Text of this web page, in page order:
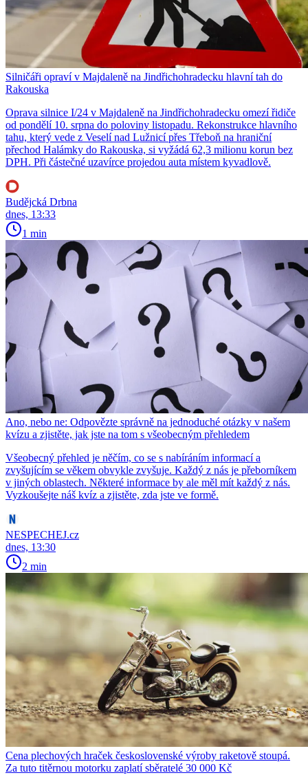
Silničáři opraví v Majdaleně na Jindřichohradecku hlavní tah do
Rakouska
Oprava silnice I/24 v Majdaleně na Jindřichohradecku omezí řidiče
od pondělí 10. srpna do poloviny listopadu. Rekonstrukce hlavního
tahu, který vede z Veselí nad Lužnicí přes Třeboň na hraniční
přechod Halámky do Rakouska, si vyžádá 62,3 milionu korun bez
DPH. Při částečné uzavírce projedou auta místem kyvadlově.
Budějcká Drbna
dnes, 13:33
1 min
Ano, nebo ne: Odpovězte správně na jednoduché otázky v našem
kvízu a zjistěte, jak jste na tom s všeobecným přehledem
Všeobecný přehled je něčím, co se s nabíráním informací a
zvyšujícím se věkem obvykle zvyšuje. Každý z nás je přeborníkem
v jiných oblastech. Některé informace by ale měl mít každý z nás.
Vyzkoušejte náš kvíz a zjistěte, zda jste ve formě.
NESPECHEJ.cz
dnes, 13:30
2 min
Cena plechových hraček československé výroby raketově stoupá.
Za tuto titěrnou motorku zaplatí sběratelé 30 000 Kč